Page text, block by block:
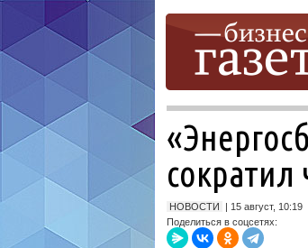
НОВОСТИ
| 15 август, 10:19
Поделиться в соцсетях: